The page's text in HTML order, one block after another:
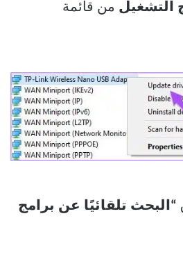
التشغيل من قائمة
“البحث تلقائيًا عن برامج